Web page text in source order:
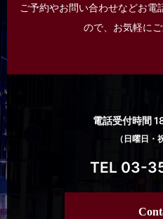
ご予約やお問い合わせなどお電
ので、 お気軽に
電話受付時間
（日曜日・
TEL 03-